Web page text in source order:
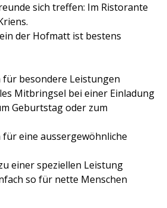
sich treffen: Im Ristorante
der Hofmatt ist bestens
für besondere Leistungen
Mitbringsel bei einer Einladung
Geburtstag oder zum
für eine aussergewöhnliche
einer speziellen Leistung
so für nette Menschen